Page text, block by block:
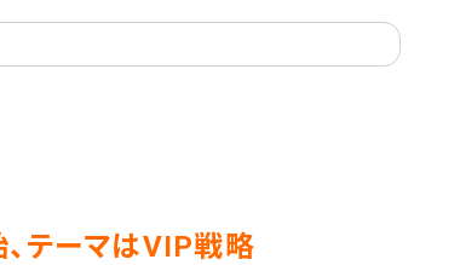
、テーマはVIP戦略